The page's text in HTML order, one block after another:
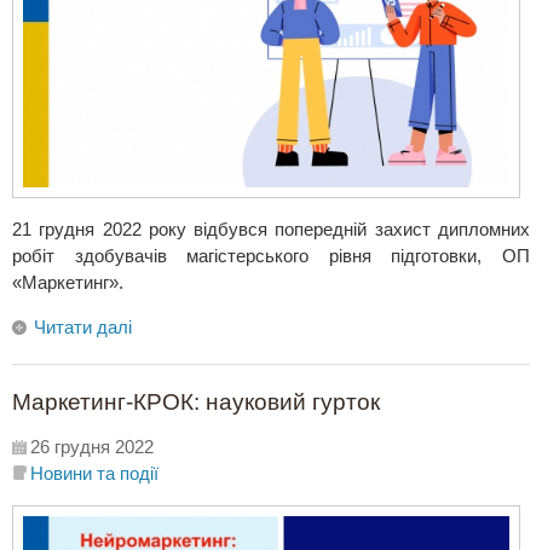
21 грудня 2022 року відбувся попередній захист дипломних
робіт здобувачів магістерського рівня підготовки, ОП
«Маркетинг».
Читати далі
Маркетинг-КРОК: науковий гурток
26 грудня 2022
Новини та події